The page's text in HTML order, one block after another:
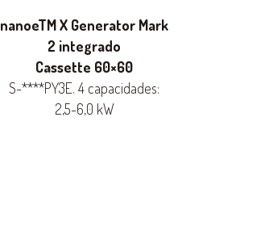
nanoeTM X Generator Mark
2 integrado
Cassette 60×60
S-****PY3E. 4 capacidades:
2,5-6,0 kW